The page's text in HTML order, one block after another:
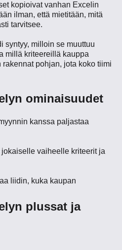
kopioivat vanhan Excelin
ilman, että mietitään, mitä
tarvitsee.
syntyy, milloin se muuttuu
millä kriteereillä kauppa
pohjan, jota koko tiimi
ominaisuudet
kanssa paljastaa
jokaiselle vaiheelle kriteerit ja
liidin, kuka kaupan
plussat ja